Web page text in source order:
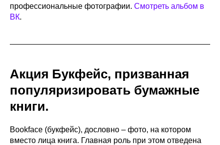
профессиональные фотографии. Смотреть альбом в
ВК.
Акция Букфейс, призванная
популяризировать бумажные
книги.
Bookface (букфейс), дословно – фото, на котором
вместо лица книга. Главная роль при этом отведена